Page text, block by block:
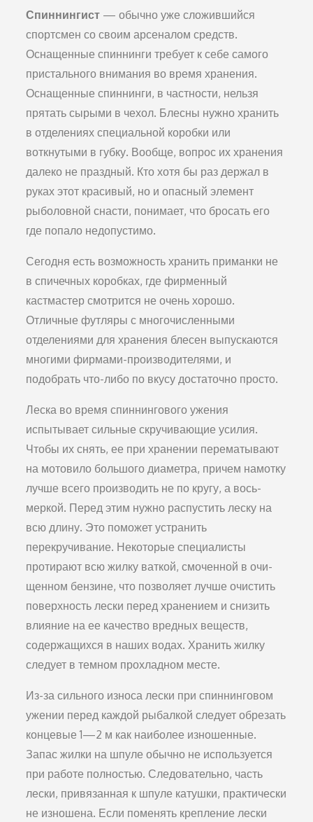
Спиннингист — обычно уже сложившийся
спортсмен со своим арсеналом средств.
Оснащенные спиннинги требует к се­бе самого
пристального внимания во время хранения.
Оснащенные спиннинги, в частности, нельзя
прятать сырыми в чехол. Блесны нужно хранить
в отделениях специальной короб­ки или
воткнутыми в губку. Вообще, вопрос их хранения
далеко не праздный. Кто хотя бы раз держал в
руках этот красивый, но и опасный элемент
рыболовной снасти, по­нимает, что бросать его
где попало недопустимо.
Сегодня есть возможность хранить приманки не
в спи­чечных коробках, где фирменный
кастмастер смотрится не очень хорошо.
Отличные футляры с многочисленными
отделениями для хранения блесен выпускаются
многими фирмами-производителями, и
подобрать что-либо по вку­су достаточно просто.
Леска во время спиннингового ужения
испытывает сильные скручивающие усилия.
Чтобы их снять, ее при хра­нении перематывают
на мотовило большого диаметра, при­чем намотку
лучше всего производить не по кругу, а вось­
меркой. Перед этим нужно распустить леску на
всю длину. Это поможет устранить
перекручивание. Некоторые спе­циалисты
протирают всю жилку ваткой, смоченной в очи­
щенном бензине, что позволяет лучше очистить
поверхность лески перед хранением и снизить
влияние на ее качество вредных веществ,
содержащихся в наших водах. Хранить жилку
следует в темном прохладном месте.
Из-за сильного износа лески при спиннинговом
уже­нии перед каждой рыбалкой следует обрезать
концевые 1—2 м как наиболее изношенные.
Запас жилки на шпуле обычно не используется
при работе полностью. Следова­тельно, часть
лески, привязанная к шпуле катушки, прак­тически
не изношена. Если поменять крепление лески